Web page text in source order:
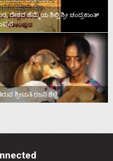
ದೇಶದ ಹೆಮ್ಮೆಯ ಶಿಲ್ಪಿ ಶ್ರೀ ಚಂದ್ರಕಾಂತ್‌
ಶ್ರೀಮತಿ ರಜನಿ ಶೆಟ್ಟಿ